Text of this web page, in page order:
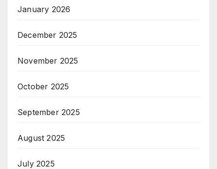
January 2026
December 2025
November 2025
October 2025
September 2025
August 2025
July 2025